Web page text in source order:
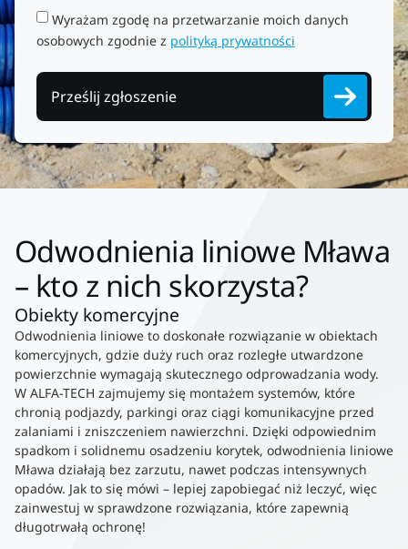
Wyrażam zgodę na przetwarzanie moich danych
osobowych zgodnie z polityką prywatności
Prześlij zgłoszenie
Odwodnienia liniowe Mława
– kto z nich skorzysta?
Obiekty komercyjne
Odwodnienia liniowe to doskonałe rozwiązanie w obiektach
komercyjnych, gdzie duży ruch oraz rozległe utwardzone
powierzchnie wymagają skutecznego odprowadzania wody.
W ALFA-TECH zajmujemy się montażem systemów, które
chronią podjazdy, parkingi oraz ciągi komunikacyjne przed
zalaniami i zniszczeniem nawierzchni. Dzięki odpowiednim
spadkom i solidnemu osadzeniu korytek, odwodnienia liniowe
Mława działają bez zarzutu, nawet podczas intensywnych
opadów. Jak to się mówi – lepiej zapobiegać niż leczyć, więc
zainwestuj w sprawdzone rozwiązania, które zapewnią
długotrwałą ochronę!